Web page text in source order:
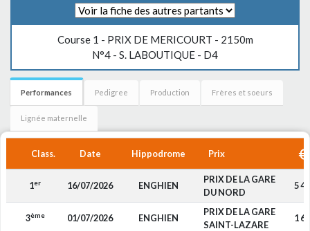
Course 1 - PRIX DE MERICOURT - 2150m
N°4 - S. LABOUTIQUE - D4
Performances Pedigree Production Frères et soeurs
Lignée maternelle
Class. Date Hippodrome Prix
1er 16/07/2026 ENGHIEN
PRIX DE LA GARE
DU NORD
5
3ème 01/07/2026 ENGHIEN
PRIX DE LA GARE
SAINT-LAZARE
1